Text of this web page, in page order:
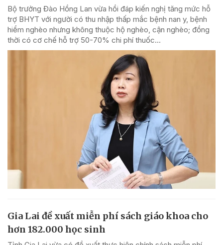
Bộ trưởng Đào Hồng Lan vừa hồi đáp kiến nghị tăng mức hỗ
trợ BHYT với người có thu nhập thấp mắc bệnh nan y, bệnh
hiểm nghèo nhưng không thuộc hộ nghèo, cận nghèo; đồng
thời có cơ chế hỗ trợ 50-70% chi phí thuốc...
Gia Lai đề xuất miễn phí sách giáo khoa cho
hơn 182.000 học sinh